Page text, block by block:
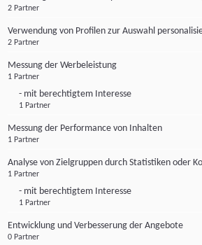
2 Partner
Verwendung von Profilen zur Auswahl
2 Partner
Messung der Werbeleistung
1 Partner
- mit berechtigtem Interesse
1 Partner
Messung der Performance von Inhalten
1 Partner
Analyse von Zielgruppen durch Statistiken oder
1 Partner
- mit berechtigtem Interesse
1 Partner
Entwicklung und Verbesserung der Angebote
0 Partner